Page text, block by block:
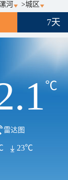
河 >城区
7天
℃
雷达图
23℃